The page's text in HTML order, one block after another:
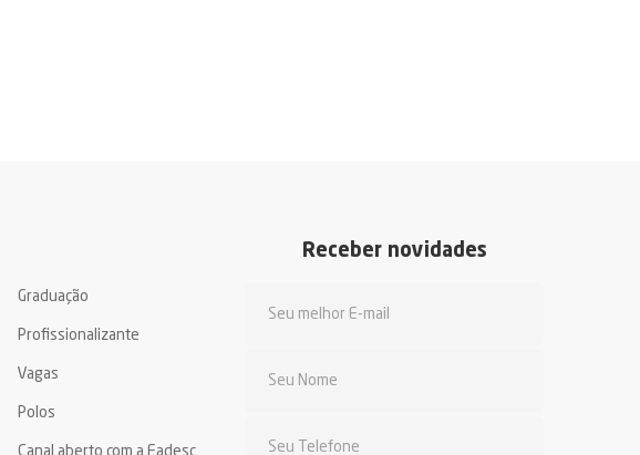
Graduação
Profissionalizante
Vagas
Polos
Canal aberto com a Fadesc
Receber novidades